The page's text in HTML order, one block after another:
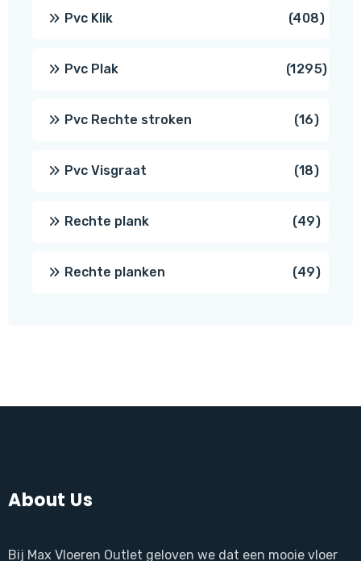
Pvc Klik 408408
Pvc Plak 12951295
Pvc Rechte stroken 1616
Pvc Visgraat 1818
Rechte plank 4949
Rechte planken 4949
About Us
Bij Max Vloeren Outlet geloven we dat een mooie vloer